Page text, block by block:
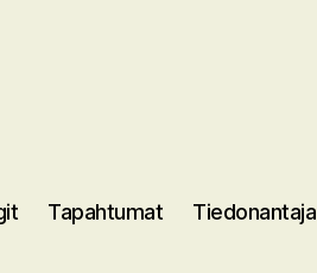
Tapahtumat Tiedonantaja